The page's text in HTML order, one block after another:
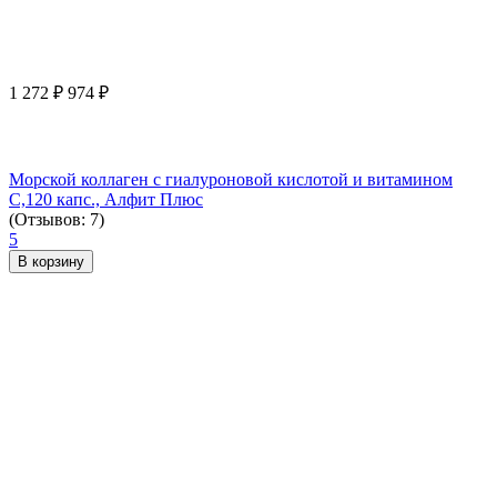
1 272 ₽ 974 ₽
Морской коллаген с гиалуроновой кислотой и витамином
С,120 капс., Алфит Плюс
(Отзывов: 7)
5
В корзину